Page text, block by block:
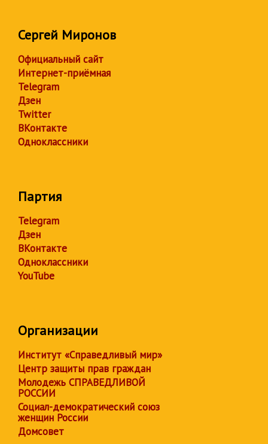
Сергей Миронов
Официальный сайт
Интернет-приёмная
Telegram
Дзен
Twitter
ВКонтакте
Одноклассники
Партия
Telegram
Дзен
ВКонтакте
Одноклассники
YouTube
Организации
Институт «Справедливый мир»
Центр защиты прав граждан
Молодежь СПРАВЕДЛИВОЙ
РОССИИ
Социал-демократический союз
женщин России
Домсовет